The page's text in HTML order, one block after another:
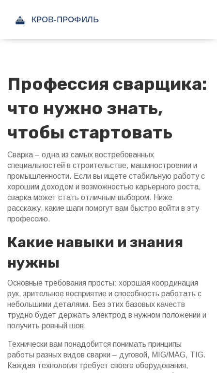
Профессия сварщика:
что нужно знать,
чтобы стартовать
Сварка – одна из самых востребованных
специальностей в строительстве, машиностроении и
промышленности. Если вы ищете стабильную работу с
хорошим доходом и возможностью карьерного роста,
сварка может стать отличным выбором. Ниже
расскажу, какие шаги помогут вам быстро войти в эту
профессию.
Какие навыки и знания
нужны
Основные требования просты: хорошая координация
рук, зрительное восприятие и способность работать с
небольшими деталями. Без этих базовых качеств
трудно будет держать электрод в нужном положении и
получить ровный шов.
Технически вам понадобится понимать принципы
работы разных видов сварки – дуговой, MIG/MAG, TIG.
Каждая технология требует своего оборудования,